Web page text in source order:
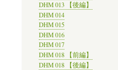
DHM 013 【後編】
DHM 014
DHM 015
DHM 016
DHM 017
DHM 018 【前編】
DHM 018 【後編】